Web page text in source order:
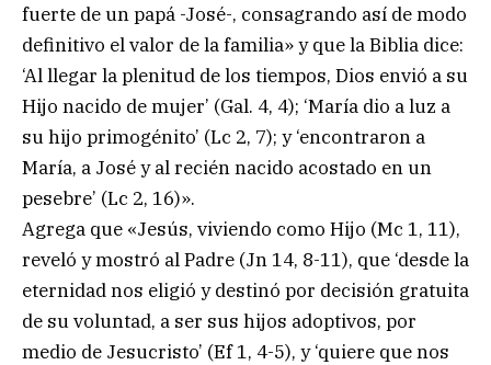
fuerte de un papá -José-, consagrando así de modo
definitivo el valor de la familia» y que la Biblia dice:
‘Al llegar la plenitud de los tiempos, Dios envió a su
Hijo nacido de mujer’ (Gal. 4, 4); ‘María dio a luz a
su hijo primogénito’ (Lc 2, 7); y ‘encontraron a
María, a José y al recién nacido acostado en un
pesebre’ (Lc 2, 16)».
Agrega que «Jesús, viviendo como Hijo (Mc 1, 11),
reveló y mostró al Padre (Jn 14, 8-11), que ‘desde la
eternidad nos eligió y destinó por decisión gratuita
de su voluntad, a ser sus hijos adoptivos, por
medio de Jesucristo’ (Ef 1, 4-5), y ‘quiere que nos